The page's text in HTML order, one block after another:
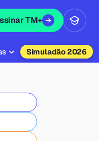
TM+
Simuladão 2026